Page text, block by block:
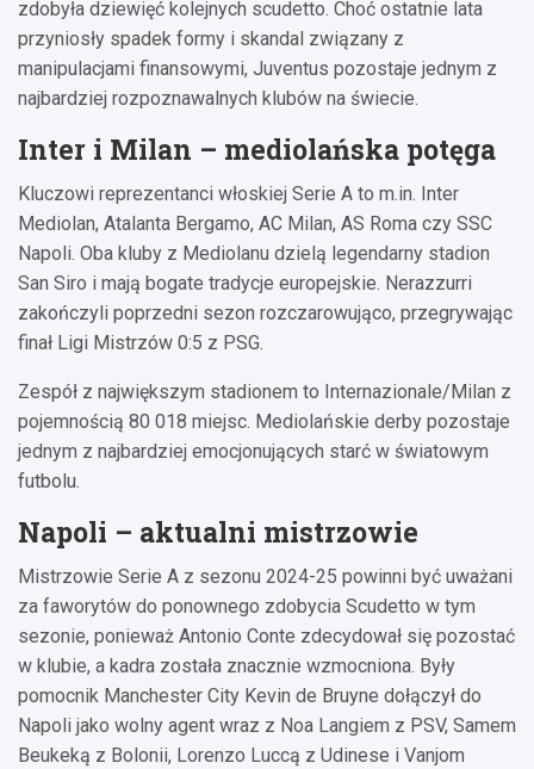
zdobyła dziewięć kolejnych scudetto. Choć ostatnie lata
przyniosły spadek formy i skandal związany z
manipulacjami finansowymi, Juventus pozostaje jednym z
najbardziej rozpoznawalnych klubów na świecie.
Inter i Milan – mediolańska potęga
Kluczowi reprezentanci włoskiej Serie A to m.in. Inter
Mediolan, Atalanta Bergamo, AC Milan, AS Roma czy SSC
Napoli. Oba kluby z Mediolanu dzielą legendarny stadion
San Siro i mają bogate tradycje europejskie. Nerazzurri
zakończyli poprzedni sezon rozczarowująco, przegrywając
finał Ligi Mistrzów 0:5 z PSG.
Zespół z największym stadionem to Internazionale/Milan z
pojemnością 80 018 miejsc. Mediolańskie derby pozostaje
jednym z najbardziej emocjonujących starć w światowym
futbolu.
Napoli – aktualni mistrzowie
Mistrzowie Serie A z sezonu 2024-25 powinni być uważani
za faworytów do ponownego zdobycia Scudetto w tym
sezonie, ponieważ Antonio Conte zdecydował się pozostać
w klubie, a kadra została znacznie wzmocniona. Były
pomocnik Manchester City Kevin de Bruyne dołączył do
Napoli jako wolny agent wraz z Noa Langiem z PSV, Samem
Beukeką z Bolonii, Lorenzo Luccą z Udinese i Vanjom